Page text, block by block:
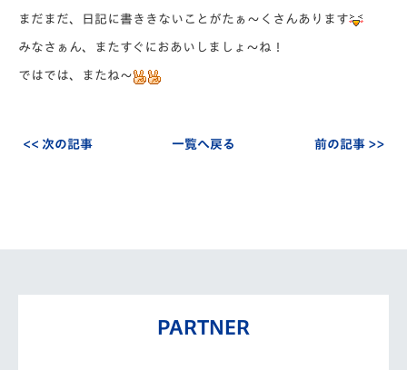
まだまだ、日記に書ききないことがたぁ～くさんあります
みなさぁん、またすぐにおあいしましょ～ね！
ではでは、またね～
<< 次の記事 一覧へ戻る 前の記事 >>
PARTNER